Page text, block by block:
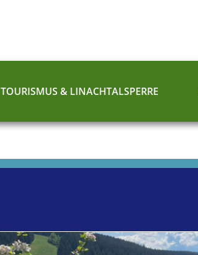
TOURISMUS & LINACHTALSPERRE